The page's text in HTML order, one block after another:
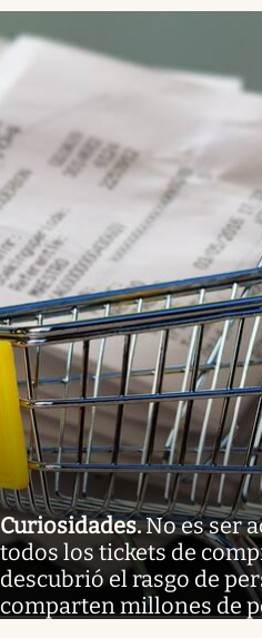
Curiosidades.No es ser
todos los tickets de
descubrió el rasgo de
comparten millones de